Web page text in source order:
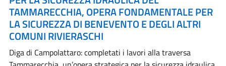
TAMMARECCHIA, OPERA FONDAMENTALE PER
LA SICUREZZA DI BENEVENTO E DEGLI ALTRI
COMUNI RIVIERASCHI
Diga di Campolattaro: completati i lavori alla traversa